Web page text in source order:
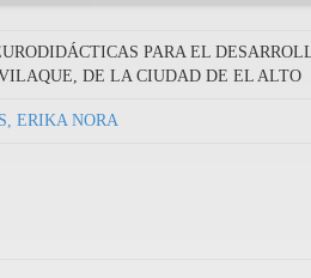
PARA EL
DE LA CIUDAD DE EL ALTO
ERIKA NORA